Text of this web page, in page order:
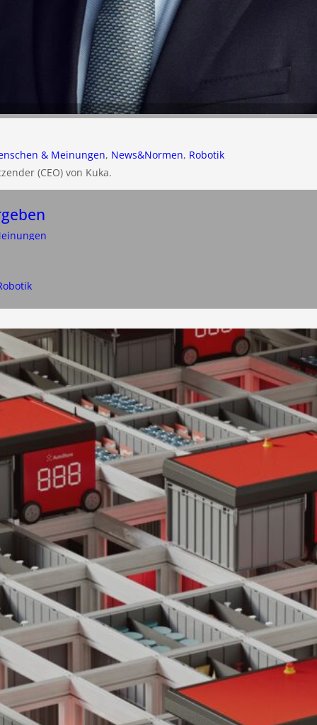
& Meinungen, News&Normen, Robotik
(CEO) von Kuka.